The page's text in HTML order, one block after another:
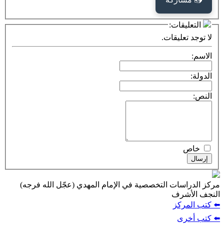
التعليقات:
لا توجد تعليقات.
الاسم:
الدولة:
النص:
خاص
إرسال
مركز الدراسات التخصصية في الإمام المهدي (عجّل الله فرجه)
النجف الأشرف
⬅️ كتب المركز
⬅️ كتب أخرى